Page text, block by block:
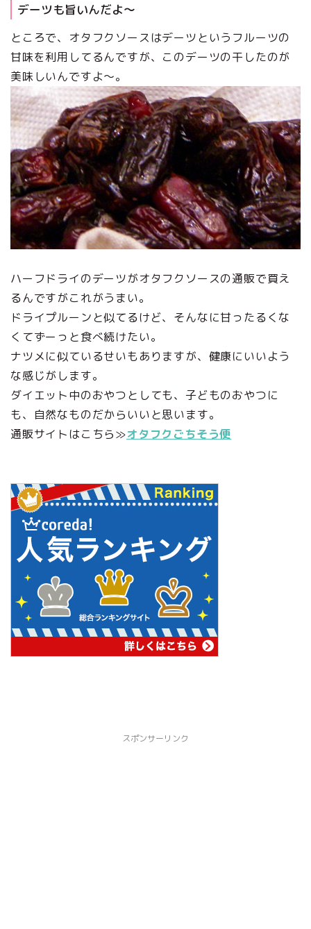
デーツも旨いんだよ～
ところで、オタフクソースはデーツというフルーツの
甘味を利用してるんですが、このデーツの干したのが
美味しいんですよ～。
ハーフドライのデーツがオタフクソースの通販で買え
るんですがこれがうまい。
ドライプルーンと似てるけど、そんなに甘ったるくな
くてずーっと食べ続けたい。
ナツメに似ているせいもありますが、健康にいいよう
な感じがします。
ダイエット中のおやつとしても、子どものおやつに
も、自然なものだからいいと思います。
通販サイトはこちら≫オタフクごちそう便
スポンサーリンク